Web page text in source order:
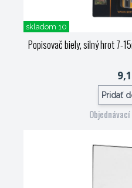
skladom 10
Popisovač biely, silný hrot 7-
Pridať